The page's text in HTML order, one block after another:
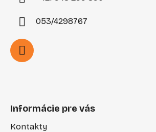
053/4298767
Informácie pre vás
Kontakty